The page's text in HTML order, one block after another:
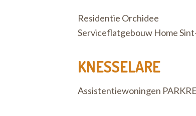
Residentie Orchidee
Serviceflatgebouw Home
KNESSELARE
Assistentiewoningen